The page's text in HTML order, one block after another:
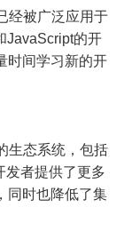
经被广泛应用于
JavaScript的开
时间学习新的开
生态系统，包括
发者提供了更多
同时也降低了集